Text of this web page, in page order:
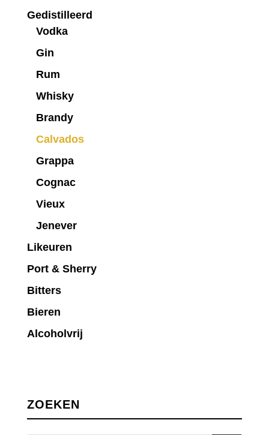
Gedistilleerd
Vodka
Gin
Rum
Whisky
Brandy
Calvados
Grappa
Cognac
Vieux
Jenever
Likeuren
Port & Sherry
Bitters
Bieren
Alcoholvrij
ZOEKEN